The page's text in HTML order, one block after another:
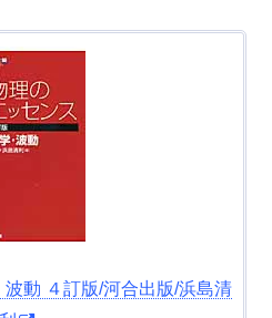
動 ４訂版/河合出版/浜島清